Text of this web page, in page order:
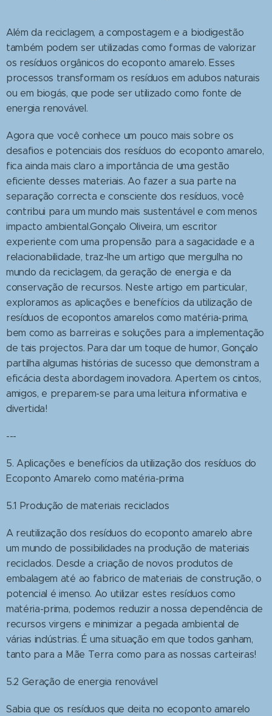
Além da reciclagem, a compostagem e a biodigestão
também podem ser utilizadas como formas de valorizar
os resíduos orgânicos do ecoponto amarelo. Esses
processos transformam os resíduos em adubos naturais
ou em biogás, que pode ser utilizado como fonte de
energia renovável.
Agora que você conhece um pouco mais sobre os
desafios e potenciais dos resíduos do ecoponto amarelo,
fica ainda mais claro a importância de uma gestão
eficiente desses materiais. Ao fazer a sua parte na
separação correcta e consciente dos resíduos, você
contribui para um mundo mais sustentável e com menos
impacto ambiental.Gonçalo Oliveira, um escritor
experiente com uma propensão para a sagacidade e a
relacionabilidade, traz-lhe um artigo que mergulha no
mundo da reciclagem, da geração de energia e da
conservação de recursos. Neste artigo em particular,
exploramos as aplicações e benefícios da utilização de
resíduos de ecopontos amarelos como matéria-prima,
bem como as barreiras e soluções para a implementação
de tais projectos. Para dar um toque de humor, Gonçalo
partilha algumas histórias de sucesso que demonstram a
eficácia desta abordagem inovadora. Apertem os cintos,
amigos, e preparem-se para uma leitura informativa e
divertida!
---
5. Aplicações e benefícios da utilização dos resíduos do
Ecoponto Amarelo como matéria-prima
5.1 Produção de materiais reciclados
A reutilização dos resíduos do ecoponto amarelo abre
um mundo de possibilidades na produção de materiais
reciclados. Desde a criação de novos produtos de
embalagem até ao fabrico de materiais de construção, o
potencial é imenso. Ao utilizar estes resíduos como
matéria-prima, podemos reduzir a nossa dependência de
recursos virgens e minimizar a pegada ambiental de
várias indústrias. É uma situação em que todos ganham,
tanto para a Mãe Terra como para as nossas carteiras!
5.2 Geração de energia renovável
Sabia que os resíduos que deita no ecoponto amarelo